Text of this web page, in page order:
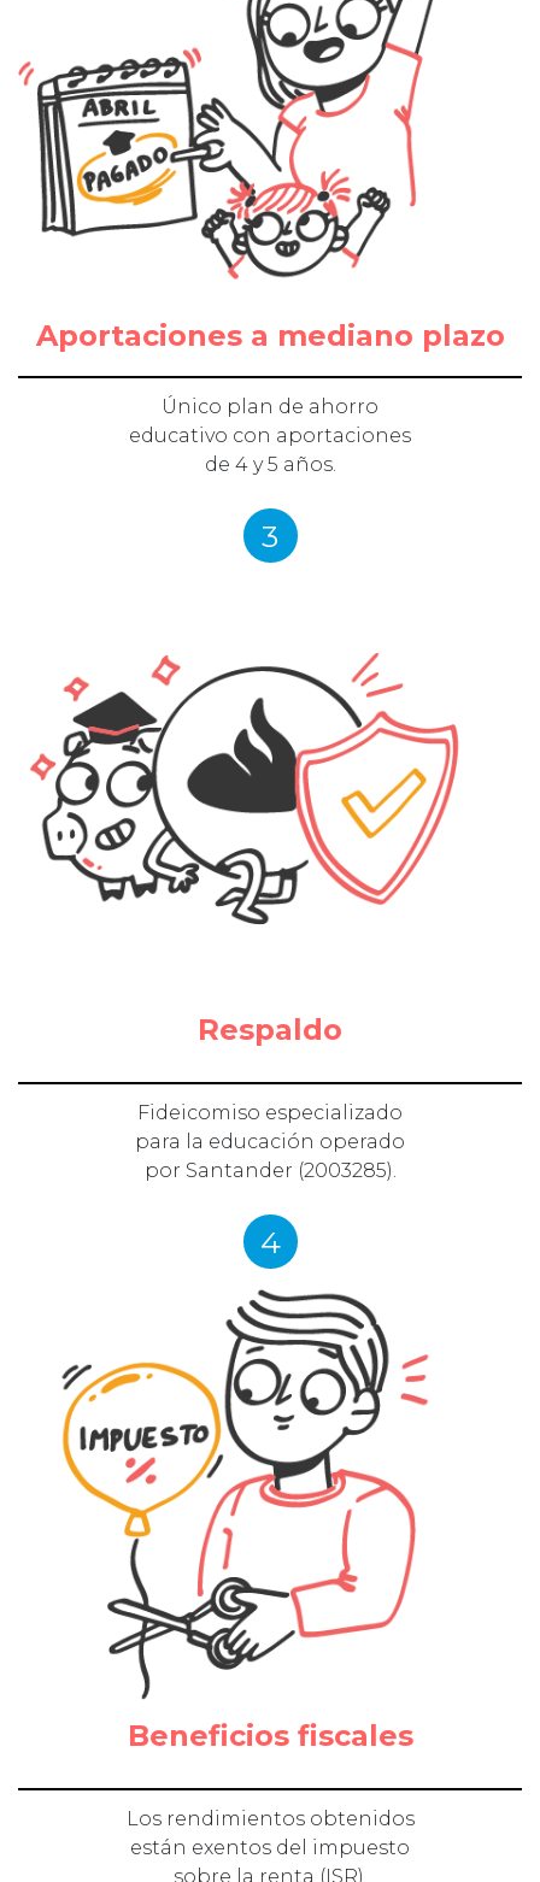
Aportaciones a mediano plazo
Único plan de ahorro
educativo con aportaciones
de 4 y 5 años.
3
Respaldo
Fideicomiso especializado
para la educación operado
por Santander (2003285).
4
Beneficios fiscales
Los rendimientos obtenidos
están exentos del impuesto
sobre la renta (ISR).